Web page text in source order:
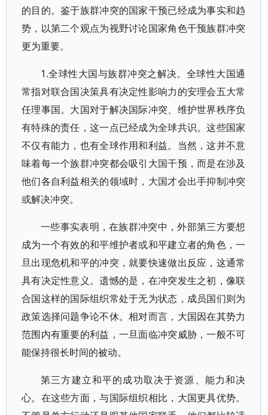
的目的。鉴于族群冲突的国家干预已经成为事实和趋
势，以第二个观点为视野讨论国家角色干预族群冲突
更为重要。
1.全球性大国与族群冲突之解决。全球性大国通
常指对联合国决策具有决定性影响力的安理会五大常
任理事国。大国对于解决国际冲突、维护世界秩序负
有特殊的责任，这一点已经成为全球共识。这些国家
不仅有能力，也有全球作用和利益。当然，这并不意
味着每一个族群冲突都会吸引大国干预，而是在涉及
他们各自利益相关的领域时，大国才会出手抑制冲突
或解决冲突。
一些事实表明，在族群冲突中，外部第三方要想
成为一个有效的和平维护者或和平建立者的角色，一
旦出现危机和平的冲突，就要快速做出反应，这通常
具有决定性意义。遗憾的是，在冲突发生之初，像联
合国这样的国际组织常处于无为状态，成员国们则为
政策选择问题争论不休。相对而言，大国因在其势力
范围内有重要的利益，一旦面临冲突威胁，一般不可
能保持很长时间的被动。
第三方建立和平的成功取决于资源、能力和决
心。在这些方面，与国际组织相比，大国更具优势。